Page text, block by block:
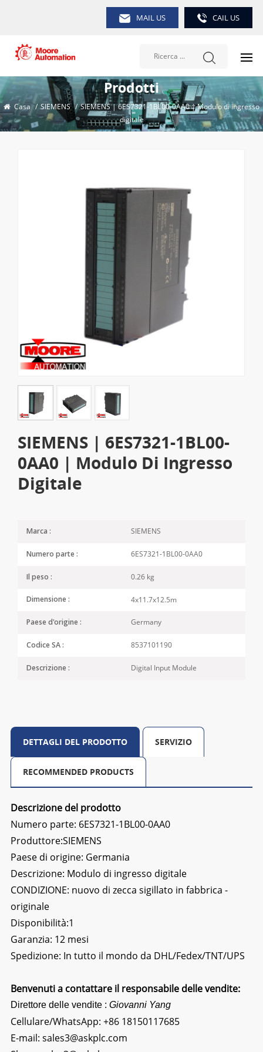
MAIL US CAIL US
Prodotti
Casa / SIEMENS / SIEMENS | 6ES7321-1BL00-0AA0 | Modulo di ingresso
digitale
SIEMENS | 6ES7321-1BL00-
0AA0 | Modulo Di Ingresso
Digitale
Marca : SIEMENS
Numero parte : 6ES7321-1BL00-0AA0
Il peso : 0.26 kg
Dimensione : 4x11.7x12.5m
Paese d'origine : Germany
Codice SA : 8537101190
Descrizione : Digital Input Module
DETTAGLI DEL PRODOTTO SERVIZIO
RECOMMENDED PRODUCTS
Descrizione del prodotto
Numero parte: 6ES7321-1BL00-0AA0
Produttore:SIEMENS
Paese di origine: Germania
Descrizione: Modulo di ingresso digitale
CONDIZIONE: nuovo di zecca sigillato in fabbrica -
originale
Disponibilità:1
Garanzia: 12 mesi
Spedizione: In tutto il mondo da DHL/Fedex/TNT/UPS
Benvenuti a contattare il responsabile delle vendite:
Direttore delle vendite : Giovanni Yang
Cellulare/WhatsApp: +86 18150117685
E-mail: sales3@askplc.com